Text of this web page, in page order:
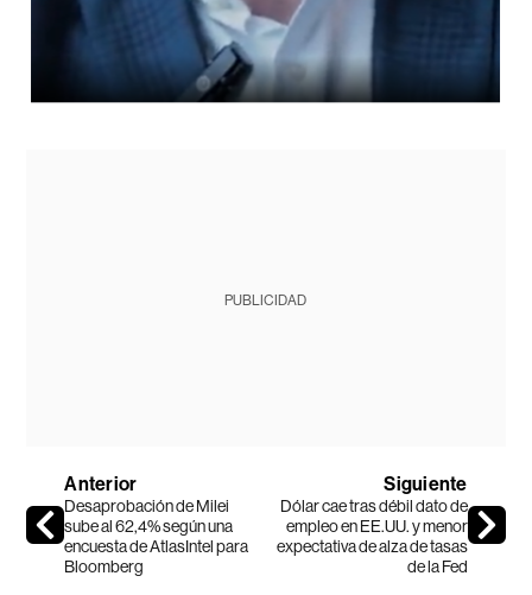
PUBLICIDAD
Anterior
Desaprobación de Milei
sube al 62,4% según una
encuesta de AtlasIntel para
Bloomberg
Siguiente
Dólar cae tras débil dato de
empleo en EE.UU. y menor
expectativa de alza de tasas
de la Fed